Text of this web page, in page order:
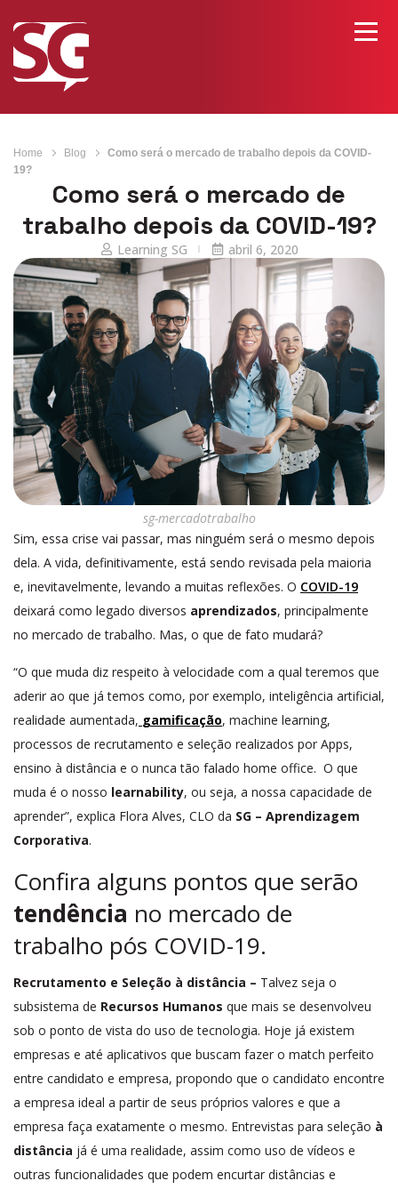
Home Blog
Como será o mercado de trabalho depois da COVID-
19?
Como será o mercado de
trabalho depois da COVID-19?
Learning SG abril 6, 2020
sg-mercadotrabalho
Sim, essa crise vai passar, mas ninguém será o mesmo depois
dela. A vida, definitivamente, está sendo revisada pela maioria
e, inevitavelmente, levando a muitas reflexões. O COVID-19
deixará como legado diversos aprendizados, principalmente
no mercado de trabalho. Mas, o que de fato mudará?
“O que muda diz respeito à velocidade com a qual teremos que
aderir ao que já temos como, por exemplo, inteligência artificial,
realidade aumentada, gamificação, machine learning,
processos de recrutamento e seleção realizados por Apps,
ensino à distância e o nunca tão falado home office. O que
muda é o nosso learnability, ou seja, a nossa capacidade de
aprender”, explica Flora Alves, CLO da SG – Aprendizagem
Corporativa.
Confira alguns pontos que serão
tendência no mercado de
trabalho pós COVID-19.
Recrutamento e Seleção à distância – Talvez seja o
subsistema de Recursos Humanos que mais se desenvolveu
sob o ponto de vista do uso de tecnologia. Hoje já existem
empresas e até aplicativos que buscam fazer o match perfeito
entre candidato e empresa, propondo que o candidato encontre
a empresa ideal a partir de seus próprios valores e que a
empresa faça exatamente o mesmo. Entrevistas para seleção à
distância já é uma realidade, assim como uso de vídeos e
outras funcionalidades que podem encurtar distâncias e